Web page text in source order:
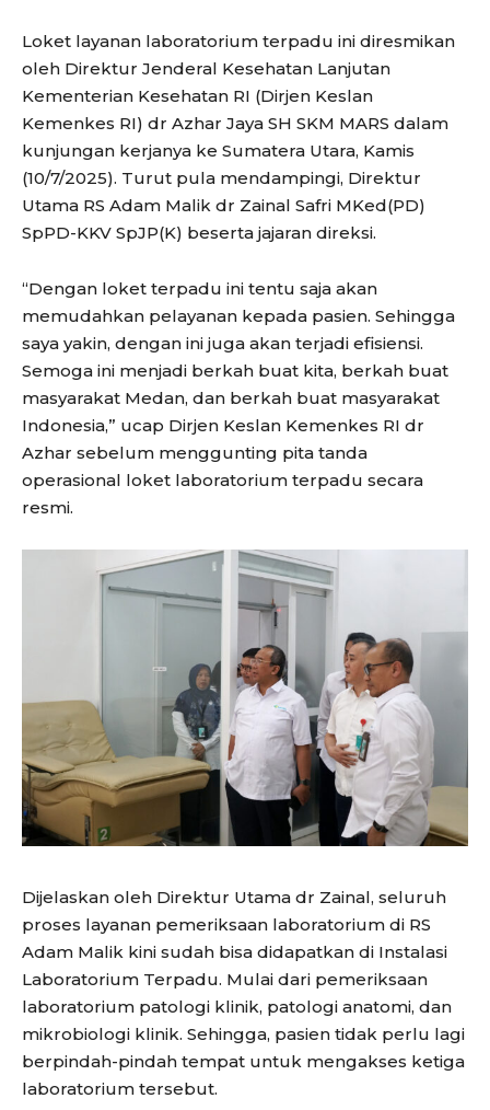
Loket layanan laboratorium terpadu ini diresmikan
oleh Direktur Jenderal Kesehatan Lanjutan
Kementerian Kesehatan RI (Dirjen Keslan
Kemenkes RI) dr Azhar Jaya SH SKM MARS dalam
kunjungan kerjanya ke Sumatera Utara, Kamis
(10/7/2025). Turut pula mendampingi, Direktur
Utama RS Adam Malik dr Zainal Safri MKed(PD)
SpPD-KKV SpJP(K) beserta jajaran direksi.
“Dengan loket terpadu ini tentu saja akan
memudahkan pelayanan kepada pasien. Sehingga
saya yakin, dengan ini juga akan terjadi efisiensi.
Semoga ini menjadi berkah buat kita, berkah buat
masyarakat Medan, dan berkah buat masyarakat
Indonesia,” ucap Dirjen Keslan Kemenkes RI dr
Azhar sebelum menggunting pita tanda
operasional loket laboratorium terpadu secara
resmi.
Dijelaskan oleh Direktur Utama dr Zainal, seluruh
proses layanan pemeriksaan laboratorium di RS
Adam Malik kini sudah bisa didapatkan di Instalasi
Laboratorium Terpadu. Mulai dari pemeriksaan
laboratorium patologi klinik, patologi anatomi, dan
mikrobiologi klinik. Sehingga, pasien tidak perlu lagi
berpindah-pindah tempat untuk mengakses ketiga
laboratorium tersebut.